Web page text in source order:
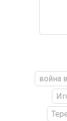
война